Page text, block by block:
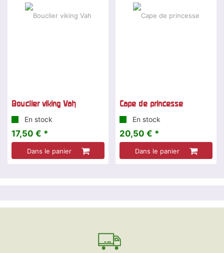
Bouclier viking Vah
En stock
17,50 € *
Dans le panier
Cape de princesse
En stock
20,50 € *
Dans le panier